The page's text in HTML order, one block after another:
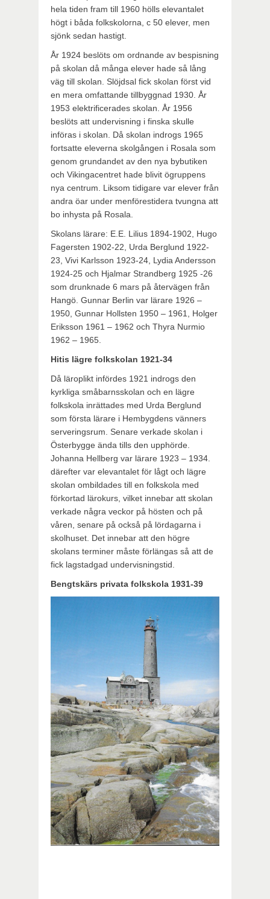
hela tiden fram till 1960 hölls elevantalet
högt i båda folkskolorna, c 50 elever, men
sjönk sedan hastigt.
År 1924 beslöts om ordnande av bespisning
på skolan då många elever hade så lång
väg till skolan. Slöjdsal fick skolan först vid
en mera omfattande tillbyggnad 1930. År
1953 elektrificerades skolan. År 1956
beslöts att undervisning i finska skulle
införas i skolan. Då skolan indrogs 1965
fortsatte eleverna skolgången i Rosala som
genom grundandet av den nya bybutiken
och Vikingacentret hade blivit ögruppens
nya centrum. Liksom tidigare var elever från
andra öar under menförestidera tvungna att
bo inhysta på Rosala.
Skolans lärare: E.E. Lilius 1894-1902, Hugo
Fagersten 1902-22, Urda Berglund 1922-
23, Vivi Karlsson 1923-24, Lydia Andersson
1924-25 och Hjalmar Strandberg 1925 -26
som drunknade 6 mars på återvägen från
Hangö. Gunnar Berlin var lärare 1926 –
1950, Gunnar Hollsten 1950 – 1961, Holger
Eriksson 1961 – 1962 och Thyra Nurmio
1962 – 1965.
Hitis lägre folkskolan 1921-34
Då läroplikt infördes 1921 indrogs den
kyrkliga småbarnsskolan och en lägre
folkskola inrättades med Urda Berglund
som första lärare i Hembygdens vänners
serveringsrum. Senare verkade skolan i
Österbygge ända tills den upphörde.
Johanna Hellberg var lärare 1923 – 1934.
därefter var elevantalet för lågt och lägre
skolan ombildades till en folkskola med
förkortad lärokurs, vilket innebar att skolan
verkade några veckor på hösten och på
våren, senare på också på lördagarna i
skolhuset. Det innebar att den högre
skolans terminer måste förlängas så att de
fick lagstadgad undervisningstid.
Bengtskärs privata folkskola 1931-39